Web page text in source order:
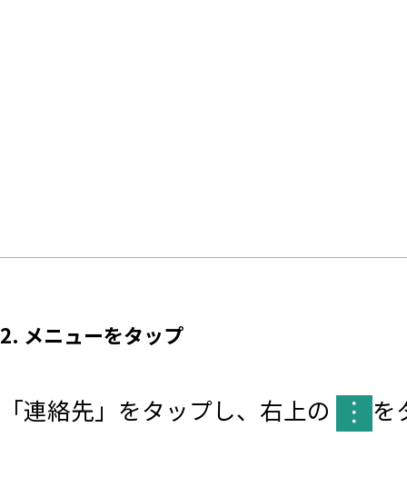
2. メニューをタップ
「連絡先」をタップし、右上の を